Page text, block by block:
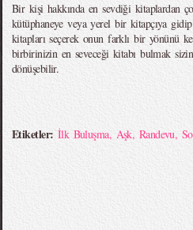
Bir kişi hakkında en sevdiği kitaplardan
kütüphaneye veya yerel bir kitapçıya
kitapları seçerek onun farklı bir yönünü
birbirinizin en seveceği kitabı bulmak
dönüşebilir.
Etiketler: İlk Buluşma, Aşk, Randevu,